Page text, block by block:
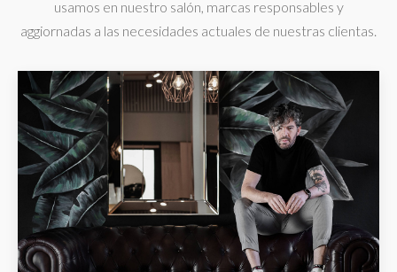
usamos en nuestro salón, marcas responsables y
aggiornadas a las necesidades actuales de nuestras clientas.